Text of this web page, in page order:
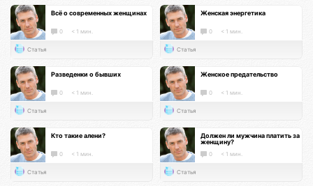
Всё о современных женщинах
0 < 1 мин.
Статья
Женская энергетика
0 < 1 мин.
Статья
Разведенки о бывших
0 < 1 мин.
Статья
Женское предательство
0 < 1 мин.
Статья
Кто такие алени?
0 < 1 мин.
Статья
Должен ли мужчина платить за
женщину?
0 < 1 мин.
Статья